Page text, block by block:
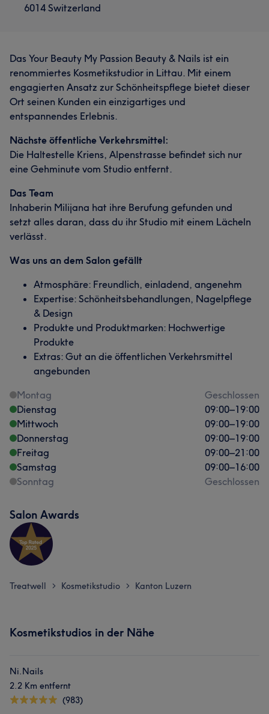
6014 Switzerland
Das Your Beauty My Passion Beauty & Nails ist ein
renommiertes Kosmetikstudior in Littau. Mit einem
engagierten Ansatz zur Schönheitspflege bietet dieser
Ort seinen Kunden ein einzigartiges und
entspannendes Erlebnis.
Nächste öffentliche Verkehrsmittel:
Die Haltestelle Kriens, Alpenstrasse befindet sich nur
eine Gehminute vom Studio entfernt.
Das Team
Inhaberin Milijana hat ihre Berufung gefunden und
setzt alles daran, dass du ihr Studio mit einem Lächeln
verlässt.
Was uns an dem Salon gefällt
Atmosphäre: Freundlich, einladend, angenehm
Expertise: Schönheitsbehandlungen, Nagelpflege
& Design
Produkte und Produktmarken: Hochwertige
Produkte
Extras: Gut an die öffentlichen Verkehrsmittel
angebunden
Montag
Geschlossen
Dienstag
09:00–19:00
Mittwoch
09:00–19:00
Donnerstag
09:00–19:00
Freitag
09:00–21:00
Samstag
09:00–16:00
Sonntag
Geschlossen
Salon Awards
Treatwell > Kosmetikstudio > Kanton Luzern
Kosmetikstudios in der Nähe
Ni.Nails
2.2 Km entfernt
(983)